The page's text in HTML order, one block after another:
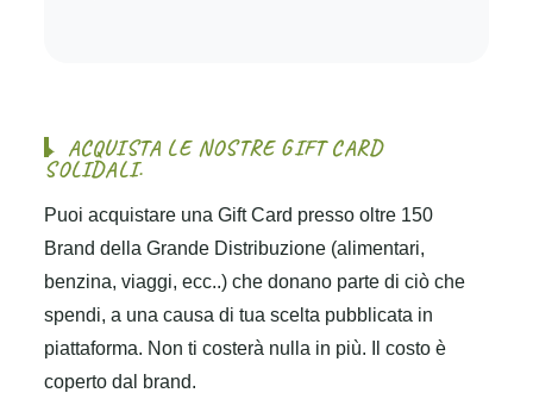
ACQUISTA LE NOSTRE GIFT CARD
SOLIDALI.
Puoi acquistare una Gift Card presso oltre 150
Brand della Grande Distribuzione (alimentari,
benzina, viaggi, ecc..) che donano parte di ciò che
spendi, a una causa di tua scelta pubblicata in
piattaforma. Non ti costerà nulla in più. Il costo è
coperto dal brand.